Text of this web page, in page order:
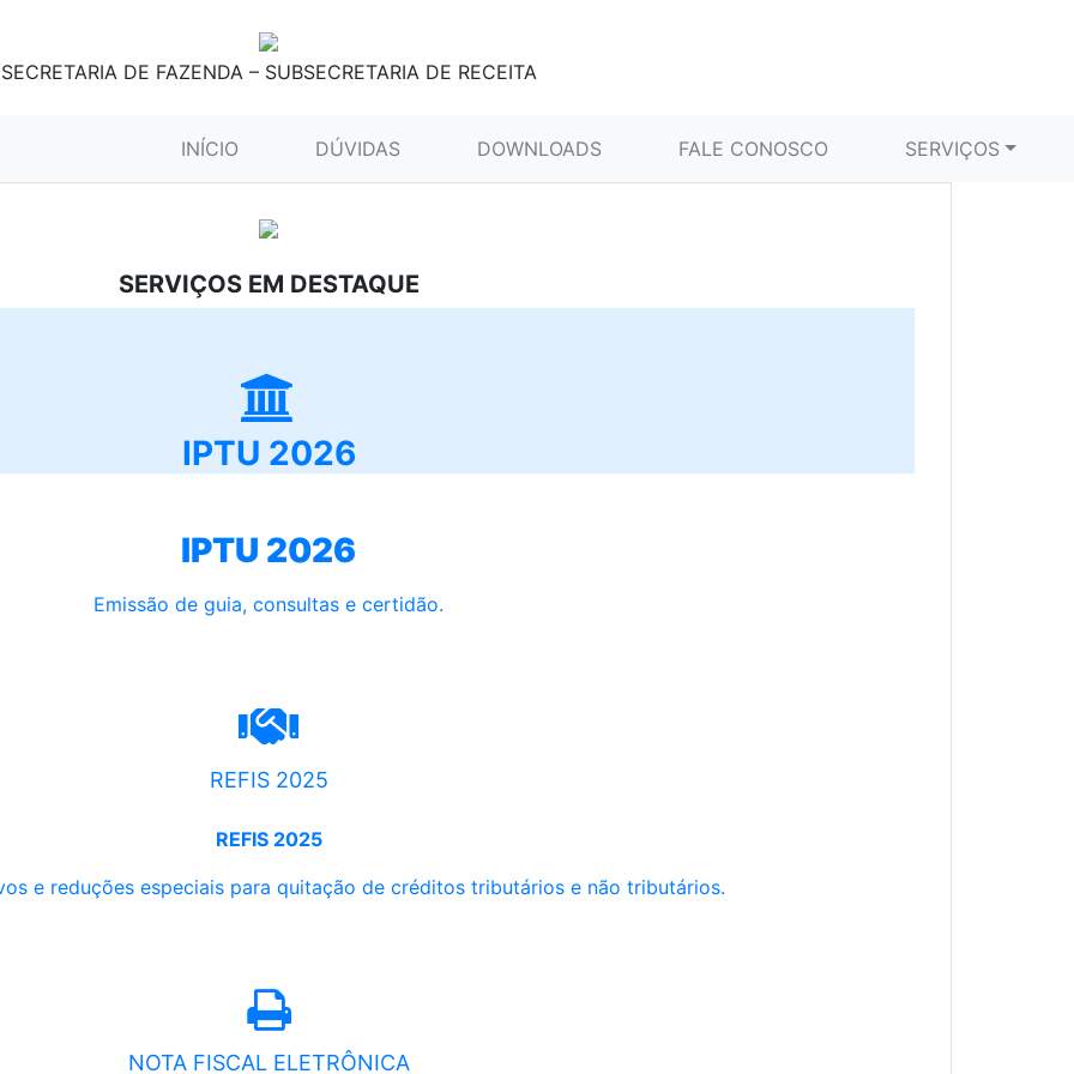
SECRETARIA DE FAZENDA – SUBSECRETARIA DE RECEITA
INÍCIO (CURRENT)DÚVIDAS DOWNLOADS FALE CONOSCO SERVIÇOS
SERVIÇOS EM DESTAQUE
IPTU 2026
IPTU 2026
Emissão de guia, consultas e certidão.
REFIS 2025
REFIS 2025
e reduções especiais para quitação de créditos tributários e não tributários.
NOTA FISCAL ELETRÔNICA